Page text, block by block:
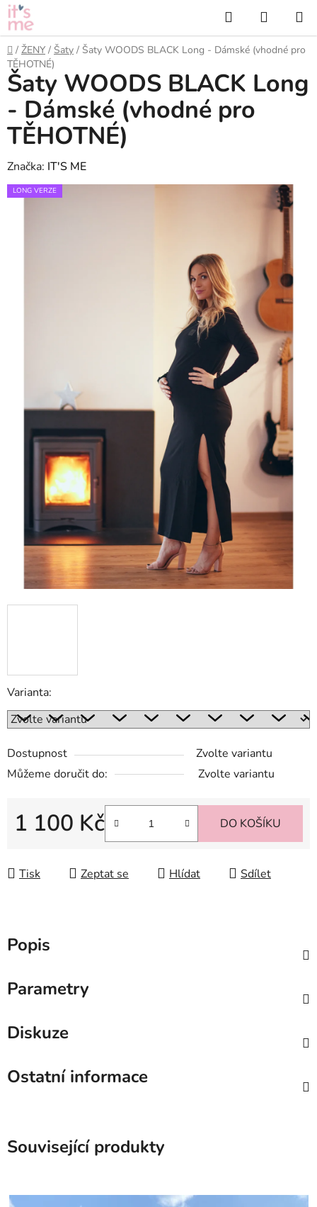
Přejít
na
obsah
Hledat
KOŠÍK
Domů
/ ŽENY / Šaty / Šaty WOODS BLACK Long - Dámské (vhodné pro
TĚHOTNÉ)
Varianta:
Dostupnost
Zvolte variantu
Můžeme doručit do:
Zvolte variantu
1 100 Kč DO KOŠÍKU
Tisk Zeptat se Hlídat Sdílet
Šaty WOODS BLACK Long
- Dámské (vhodné pro
TĚHOTNÉ)
Značka: IT'S ME
LONG VERZE
Popis
Parametry
Diskuze
Ostatní informace
Související produkty